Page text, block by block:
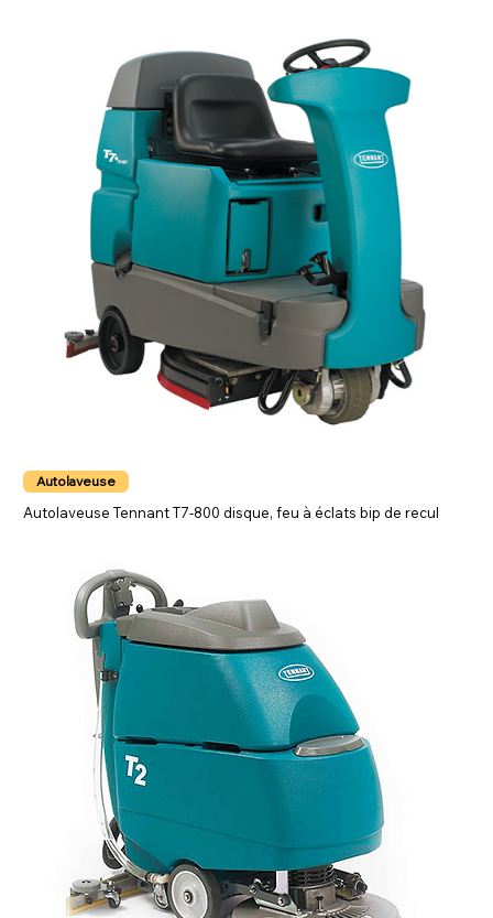
Autolaveuse
Autolaveuse Tennant T7-800 disque, feu à éclats bip de recul